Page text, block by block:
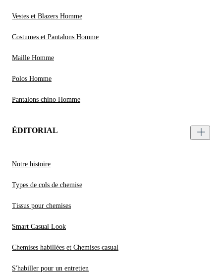
Vestes et Blazers Homme
Costumes et Pantalons Homme
Maille Homme
Polos Homme
Pantalons chino Homme
ÉDITORIAL
Notre histoire
Types de cols de chemise
Tissus pour chemises
Smart Casual Look
Chemises habillées et Chemises casual
S'habiller pour un entretien